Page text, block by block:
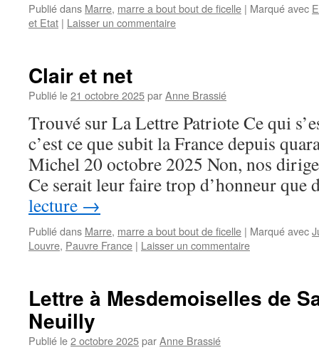
Publié dans Marre, marre a bout bout de ficelle | Marqué avec
et Etat | Laisser un commentaire
Clair et net
Publié le21 octobre 2025parAnne Brassié
Trouvé sur La Lettre Patriote Ce qui
c’est ce que subit la France depuis
Michel 20 octobre 2025 Non, nos
Ce serait leur faire trop d’honneur
lecture →
Publié dans Marre, marre a bout bout de ficelle | Marqué avec
Louvre, Pauvre France | Laisser un commentaire
Lettre à Mesdemoiselles de
Neuilly
Publié le2 octobre 2025parAnne Brassié